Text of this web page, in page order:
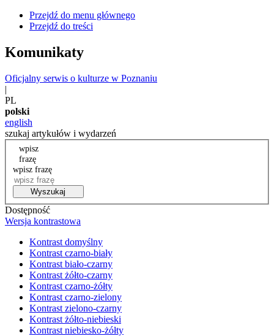
Przejdź do menu głównego
Przejdź do treści
Komunikaty
Oficjalny serwis o kulturze w Poznaniu
|
PL
polski
english
szukaj artykułów i wydarzeń
wpisz
frazę
wpisz frazę
Wyszukaj
Dostępność
Wersja kontrastowa
Kontrast domyślny
Kontrast czarno-biały
Kontrast biało-czarny
Kontrast żółto-czarny
Kontrast czarno-żółty
Kontrast czarno-zielony
Kontrast zielono-czarny
Kontrast żółto-niebieski
Kontrast niebiesko-żółty